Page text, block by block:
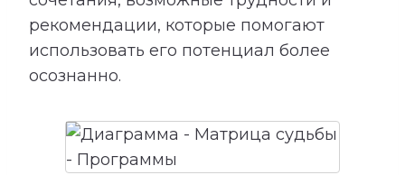
рекомендации, которые помогают
использовать его потенциал более
осознанно.